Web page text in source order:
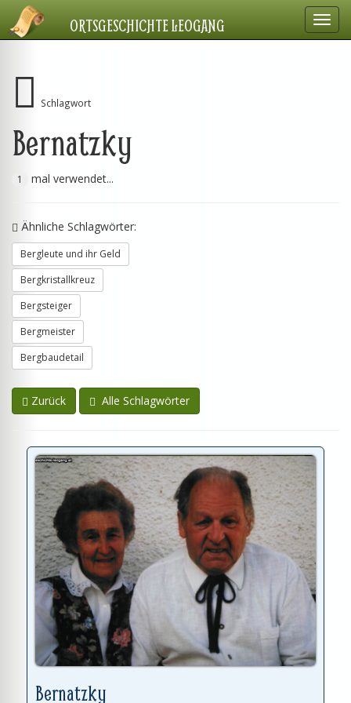
ORTSGESCHICHTE LEOGANG
Schlagwort
Bernatzky
1 mal verwendet...
Ähnliche Schlagwörter:
Bergleute und ihr Geld
Bergkristallkreuz
Bergsteiger
Bergmeister
Bergbaudetail
Zurück Alle Schlagwörter
Bernatzky